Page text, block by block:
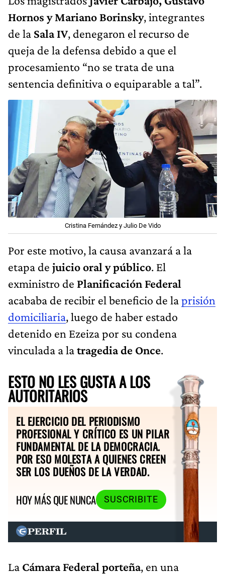
Hornos y Mariano Borinsky, integrantes
de la Sala IV, denegaron el recurso de
queja de la defensa debido a que el
procesamiento “no se trata de una
sentencia definitiva o equiparable a tal”.
Cristina Fernández y Julio De Vido
Por este motivo, la causa avanzará a la
etapa de juicio oral y público. El
exministro de Planificación Federal
acababa de recibir el beneficio de laprisión
domiciliaria, luego de haber estado
detenido en Ezeiza por su condena
vinculada a latragedia de Once.
ESTO NO LES GUSTA A LOS
AUTORITARIOS
EL EJERCICIO DEL PERIODISMO
PROFESIONAL Y CRÍTICO ES UN PILAR
FUNDAMENTAL DE LA DEMOCRACIA.
POR ESO MOLESTA A QUIENES CREEN
SER LOS DUEÑOS DE LA VERDAD.
HOY MÁS QUE NUNCA
SUSCRIBITE
La Cámara Federal porteña, en una